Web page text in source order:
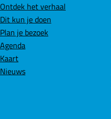
Ontdek het verhaal
Dit kun je doen
Plan je bezoek
Agenda
Kaart
Nieuws